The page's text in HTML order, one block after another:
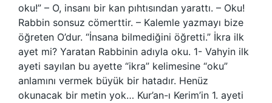
oku!” – O, insanı bir kan pıhtısından yarattı. – Oku!
Rabbin sonsuz cömerttir. – Kalemle yazmayı bize
öğreten O’dur. “İnsana bilmediğini öğretti.” İkra ilk
ayet mi? Yaratan Rabbinin adıyla oku. 1- Vahyin ilk
ayeti sayılan bu ayette “ikra” kelimesine “oku”
anlamını vermek büyük bir hatadır. Henüz
okunacak bir metin yok… Kur’an-ı Kerim’in 1. ayeti